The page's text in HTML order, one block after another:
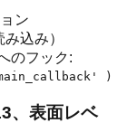
ン
込み）
のフック:
)
、表面レベ